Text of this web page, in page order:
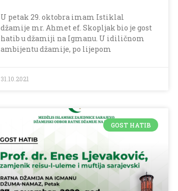
U petak 29. oktobra imam Istiklal
džamije mr. Ahmet ef. Skopljak bio je gost
hatib u džamiji na Igmanu. U idiličnom
ambijentu džamije, po lijepom
31.10.2021
GOST HATIB